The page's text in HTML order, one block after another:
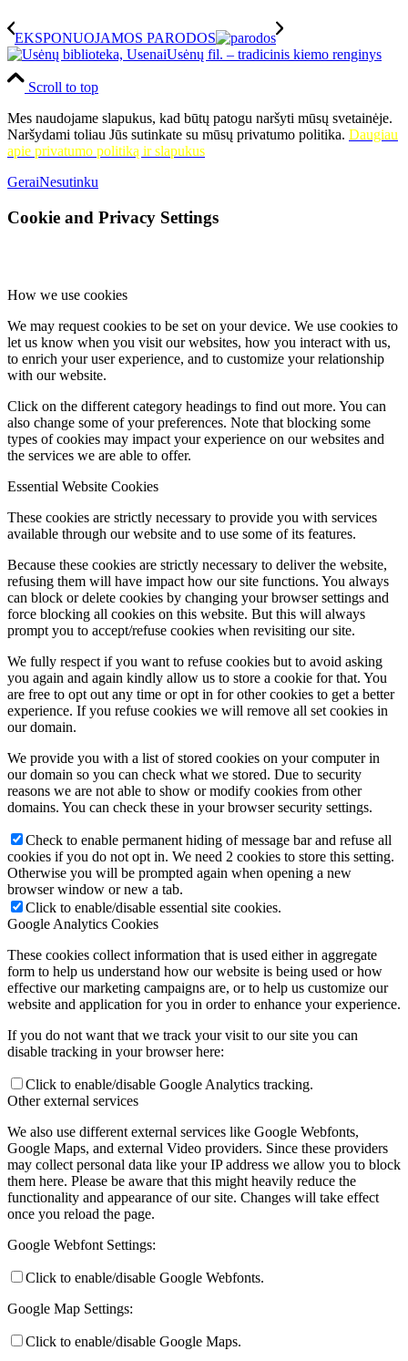
EKSPONUOJAMOS PARODOS
Usėnų fil. – tradicinis kiemo renginys
Scroll to top
Mes naudojame slapukus, kad būtų patogu naršyti mūsų svetainėje.
Naršydami toliau Jūs sutinkate su mūsų privatumo politika. Daugiau
apie privatumo politiką ir slapukus
GeraiNesutinku
Cookie and Privacy Settings
How we use cookies
We may request cookies to be set on your device. We use cookies to
let us know when you visit our websites, how you interact with us,
to enrich your user experience, and to customize your relationship
with our website.
Click on the different category headings to find out more. You can
also change some of your preferences. Note that blocking some
types of cookies may impact your experience on our websites and
the services we are able to offer.
Essential Website Cookies
These cookies are strictly necessary to provide you with services
available through our website and to use some of its features.
Because these cookies are strictly necessary to deliver the website,
refusing them will have impact how our site functions. You always
can block or delete cookies by changing your browser settings and
force blocking all cookies on this website. But this will always
prompt you to accept/refuse cookies when revisiting our site.
We fully respect if you want to refuse cookies but to avoid asking
you again and again kindly allow us to store a cookie for that. You
are free to opt out any time or opt in for other cookies to get a better
experience. If you refuse cookies we will remove all set cookies in
our domain.
We provide you with a list of stored cookies on your computer in
our domain so you can check what we stored. Due to security
reasons we are not able to show or modify cookies from other
domains. You can check these in your browser security settings.
Check to enable permanent hiding of message bar and refuse all
cookies if you do not opt in. We need 2 cookies to store this setting.
Otherwise you will be prompted again when opening a new
browser window or new a tab.
Click to enable/disable essential site cookies.
Google Analytics Cookies
These cookies collect information that is used either in aggregate
form to help us understand how our website is being used or how
effective our marketing campaigns are, or to help us customize our
website and application for you in order to enhance your experience.
If you do not want that we track your visit to our site you can
disable tracking in your browser here:
Click to enable/disable Google Analytics tracking.
Other external services
We also use different external services like Google Webfonts,
Google Maps, and external Video providers. Since these providers
may collect personal data like your IP address we allow you to block
them here. Please be aware that this might heavily reduce the
functionality and appearance of our site. Changes will take effect
once you reload the page.
Google Webfont Settings:
Click to enable/disable Google Webfonts.
Google Map Settings:
Click to enable/disable Google Maps.